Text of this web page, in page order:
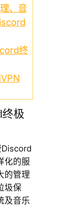
、音
终
极
Discord
化的服
的管理
圾保
及音乐